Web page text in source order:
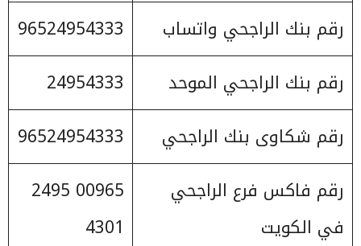
رقم بنك الراجحي واتساب
96524954333
رقم بنك الراجحي الموحد
24954333
رقم شكاوى بنك الراجحي
96524954333
رقم فاكس فرع الراجحي
في الكويت
00965 2495
4301